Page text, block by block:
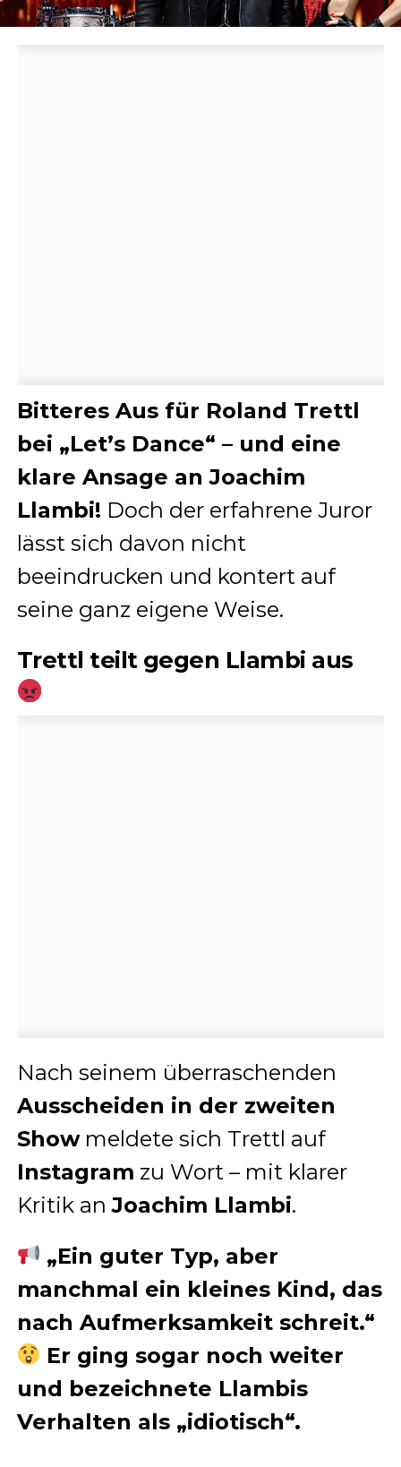
Bitteres Aus für Roland Trettl
bei „Let’s Dance“ – und eine
klare Ansage an Joachim
Llambi! Doch der erfahrene Juror
lässt sich davon nicht
beeindrucken und kontert auf
seine ganz eigene Weise.
Trettl teilt gegen Llambi aus
Nach seinem überraschenden
Ausscheiden in der zweiten
Showmeldete sich Trettl auf
Instagram zu Wort – mit klarer
Kritik anJoachim Llambi.
„Ein guter Typ, aber
manchmal ein kleines Kind, das
nach Aufmerksamkeit schreit.“
Er ging sogar noch weiter
und bezeichnete Llambis
Verhalten als „idiotisch“.